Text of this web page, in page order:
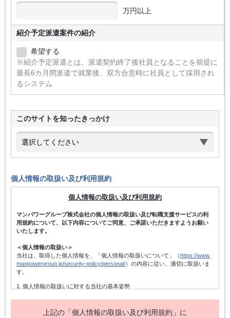
万円以上
紹介予定派遣案件の紹介
希望する
※紹介予定派遣とは、派遣契約終了後社員となることを前提に
最長6カ月間派遣で就業後、双方合意時に社員として採用され
るシステム
このサイトを知ったきっかけ
個人情報の取扱い及び利用規約
個人情報の取扱い及び利用規約
マンパワーグループ株式会社の個人情報の取扱い及び転職支援サービスの利
用規約について、以下内容についてご同意、ご承諾いただきますようお願い
いたします。
＜個人情報の取扱い＞
当社は、取得した個人情報を、「個人情報の取扱いについて」（ https://www.
manpowergroup.jp/security-policy/personal/）の内容に従い、適切に取扱いま
す。
1. 個人情報の取扱いに対する当社の基本姿勢
ます。また、個人情報の取得にあたっては、適法かつ公正な手段によって
上記の「個人情報の取扱い及び利用規約」に